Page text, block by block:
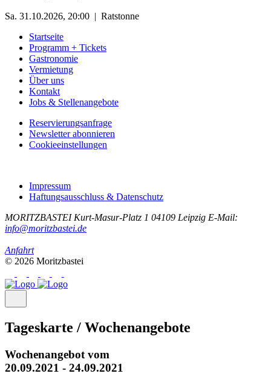
Sa. 31.10.2026, 20:00 | Ratstonne
Startseite
Programm + Tickets
Gastronomie
Vermietung
Über uns
Kontakt
Jobs & Stellenangebote
Reservierungsanfrage
Newsletter abonnieren
Cookieeinstellungen
Impressum
Haftungsausschluss & Datenschutz
MORITZBASTEI Kurt-Masur-Platz 1 04109 Leipzig E-Mail:
info@moritzbastei.de
Anfahrt
© 2026 Moritzbastei
Tageskarte / Wochenangebote
Wochenangebot vom
20.09.2021 - 24.09.2021